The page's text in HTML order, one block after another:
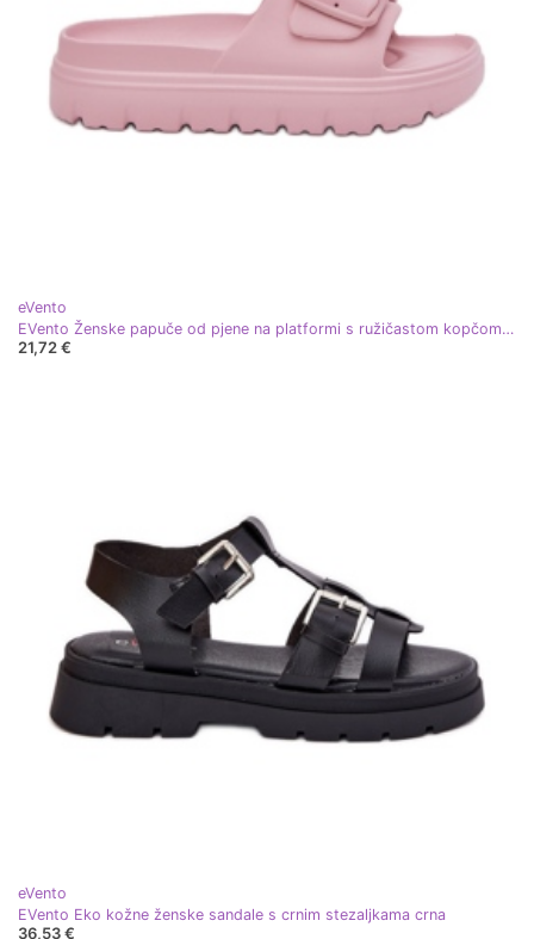
eVento
EVento Ženske papuče od pjene na platformi s ružičastom kopčom ružičasta
21,72 €
eVento
EVento Eko kožne ženske sandale s crnim stezaljkama crna
36,53 €